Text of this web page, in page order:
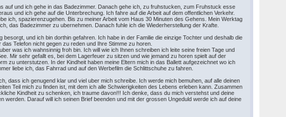
auf und ich gehe in das Badezimmer. Danach gehe ich, zu fruhstucken, zum Fruhstuck esse
und ich gehe auf die Unterbrechung. Ich fahre auf die Arbeit auf dem offentlichen Verkehr.
ich, spazierenzugehen. Bis zu meiner Arbeit vom Haus 30 Minuten des Gehens. Mein Werktag
das Badezimmer zu ubernehmen. Danach fuhle ich die Wiederherstellung der Krafte.
und ich bin dorthin gefahren. Ich habe in der Familie die einzige Tochter und deshalb die
Telefon nicht gegen zu reden und Ihre Stimme zu horen.
was ich wahnsinnig froh bin. Ich will wie ich Ihnen schreiben ich leite seine freien Tage und
Mir sehr gefallt es, bei dem Lagerfeuer zu sitzen und wie jemand zu horen spielt auf der
zu unterstutzen. In der Kindheit haben meine Eltern mich in das Ballett aufgezeichnet wo ich
liebe ich, das Fahrrad und auf den Werbefilm die Schlittschuhe zu fahren.
dass ich genugend klar und viel uber mich schreibe. Ich werde mich bemuhen, auf alle deinen
Teil mich zu finden ist, mit dem ich alle Schwierigkeiten des Lebens erleben kann. Zusammen
Kindheit zu schenken, ich traume davon!!! Ich denke, dass du mich verstehst und deine
Darauf will ich seinen Brief beenden und mit der grossen Ungeduld werde ich auf deine